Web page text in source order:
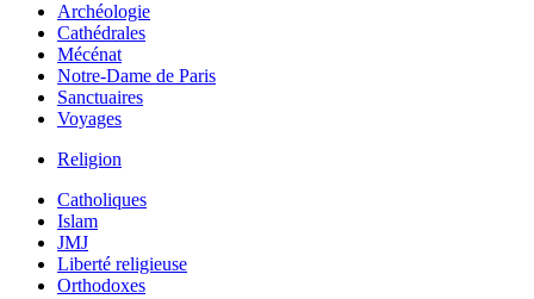
Archéologie
Cathédrales
Mécénat
Notre-Dame de Paris
Sanctuaires
Voyages
Religion
Catholiques
Islam
JMJ
Liberté religieuse
Orthodoxes